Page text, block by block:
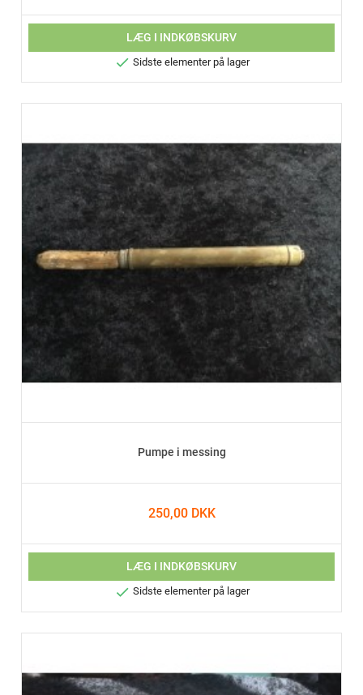
LÆG I INDKØBSKURV
 Sidste elementer på lager
Pumpe i messing
250,00 DKK
LÆG I INDKØBSKURV
 Sidste elementer på lager